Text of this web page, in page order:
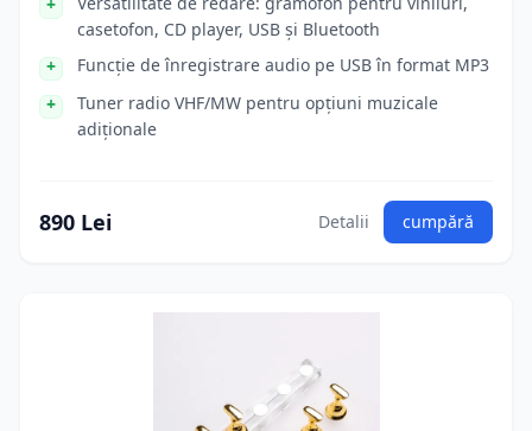
casetofon, CD player, USB și Bluetooth
Funcție de înregistrare audio pe USB în format MP3
Tuner radio VHF/MW pentru opțiuni muzicale
adiționale
890 Lei Detalii cumpără